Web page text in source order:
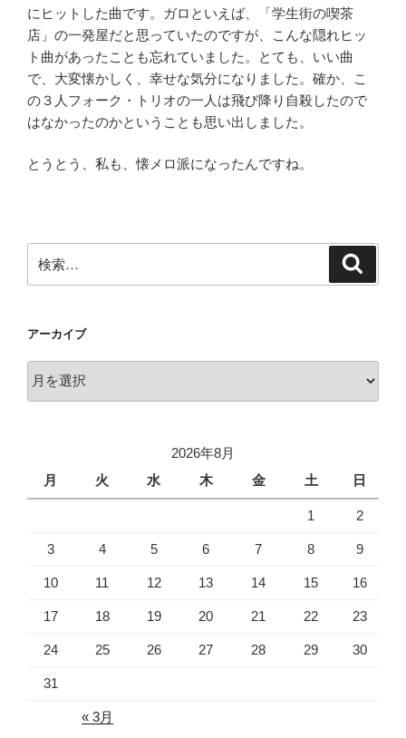
にヒットした曲です。ガロといえば、「学生街の喫茶
店」の一発屋だと思っていたのですが、こんな隠れヒッ
ト曲があったことも忘れていました。とても、いい曲
で、大変懐かしく、幸せな気分になりました。確か、こ
の３人フォーク・トリオの一人は飛び降り自殺したので
はなかったのかということも思い出しました。
とうとう、私も、懐メロ派になったんですね。
索:
アーカイブ
ー
2026年8月
月
火 水 木 金 土 日
1 2
3 4 5 6 7 8 9
10 11 12 13 14 15 16
17 18 19 20 21 22 23
24 25 26 27 28 29 30
31
« 3月